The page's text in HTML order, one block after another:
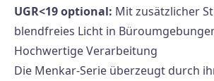
UGR<19 optional: Mit zusätzlicher
blendfreies Licht in
Hochwertige Verarbeitung
Die Menkar-Serie überzeugt durch